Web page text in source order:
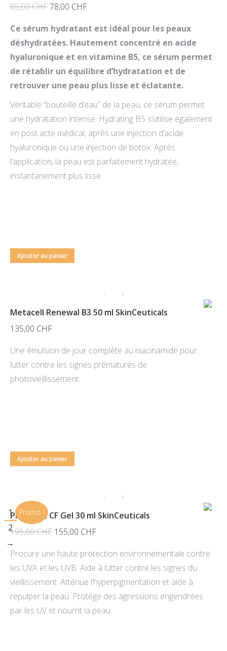
85,00CHFLe
initial
était :
85,00 CHF.
78,00 CHFLe
actuel
est :
78,00 CHF.
Ce sérum hydratant est idéal pour les peaux
déshydratées. Hautement concentré en acide
hyaluronique et en vitamine B5, ce sérum permet
de rétablir un équilibre d’hydratation et de
retrouver une peau plus lisse et éclatante.
Véritable “bouteille d’eau” de la peau, ce sérum permet
une hydratation intense. Hydrating B5 s’utilise également
en post acte médical, après une injection d’acide
hyaluronique ou une injection de botox. Après
l’application, la peau est parfaitement hydratée,
instantanément plus lisse.
Ajouter au panier
Metacell Renewal B3 50 ml SkinCeuticals
135,00 CHF
Une émulsion de jour complète au niacinamide pour
lutter contre les signes prématurés de
photovieillissement.
Ajouter au panier
Promo !
Phloretin CF Gel 30 ml SkinCeuticals
195,00CHF Le
initial
était :
195,00 CHF.
155,00 CHFLe
actuel
est :
155,00 CHF.
Procure une haute protection environnementale contre
les UVA et les UVB. Aide à lutter contre les signes du
vieillissement. Atténue l’hyperpigmentation et aide à
repulper la peau. Protège des agressions engendrées
par les UV et nourrit la peau.
1
2
→